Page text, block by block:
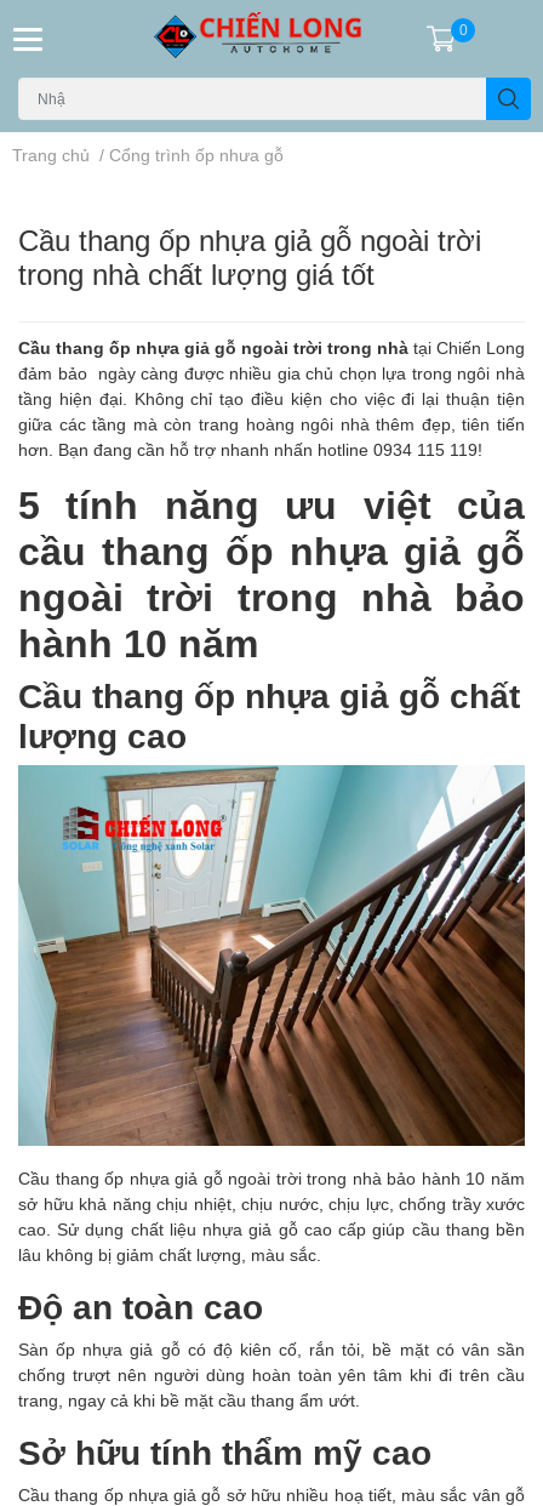
0
Trang chủ / Cổng trình ốp nhưa gỗ
Cầu thang ốp nhựa giả gỗ ngoài trời
trong nhà chất lượng giá tốt
Cầu thang ốp nhựa giả gỗ ngoài trời trong nhà tại Chiến Long
đảm bảo ngày càng được nhiều gia chủ chọn lựa trong ngôi nhà
tầng hiện đại. Không chỉ tạo điều kiện cho việc đi lại thuận tiện
giữa các tầng mà còn trang hoàng ngôi nhà thêm đẹp, tiên tiến
hơn. Bạn đang cần hỗ trợ nhanh nhấn hotline 0934 115 119!
5 tính năng ưu việt của
cầu thang ốp nhựa giả gỗ
ngoài trời trong nhà bảo
hành 10 năm
Cầu thang ốp nhựa giả gỗ chất
lượng cao
Cầu thang ốp nhựa giả gỗ ngoài trời trong nhà bảo hành 10 năm
sở hữu khả năng chịu nhiệt, chịu nước, chịu lực, chống trầy xước
cao. Sử dụng chất liệu nhựa giả gỗ cao cấp giúp cầu thang bền
lâu không bị giảm chất lượng, màu sắc.
Độ an toàn cao
Sàn ốp nhựa giả gỗ có độ kiên cố, rắn tỏi, bề mặt có vân sần
chống trượt nên người dùng hoàn toàn yên tâm khi đi trên cầu
trang, ngay cả khi bề mặt cầu thang ẩm ướt.
Sở hữu tính thẩm mỹ cao
Cầu thang ốp nhựa giả gỗ sở hữu nhiều hoạ tiết, màu sắc vân gỗ